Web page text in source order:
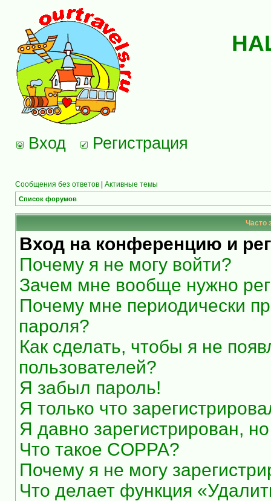
Вход Регистрация
Сообщения без ответов | Активные темы
Список форумов
Часто
Вход на конференцию и
Почему я не могу войти?
Зачем мне вообще нужно
Почему мне периодически
пароля?
Как сделать, чтобы я не
пользователей?
Я забыл пароль!
Я только что
Я давно зарегистрирован,
Что такое COPPA?
Почему я не могу
Что делает функция